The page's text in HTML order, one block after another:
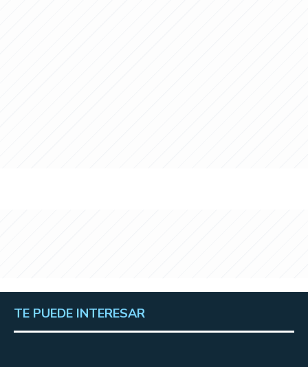
TE PUEDE INTERESAR